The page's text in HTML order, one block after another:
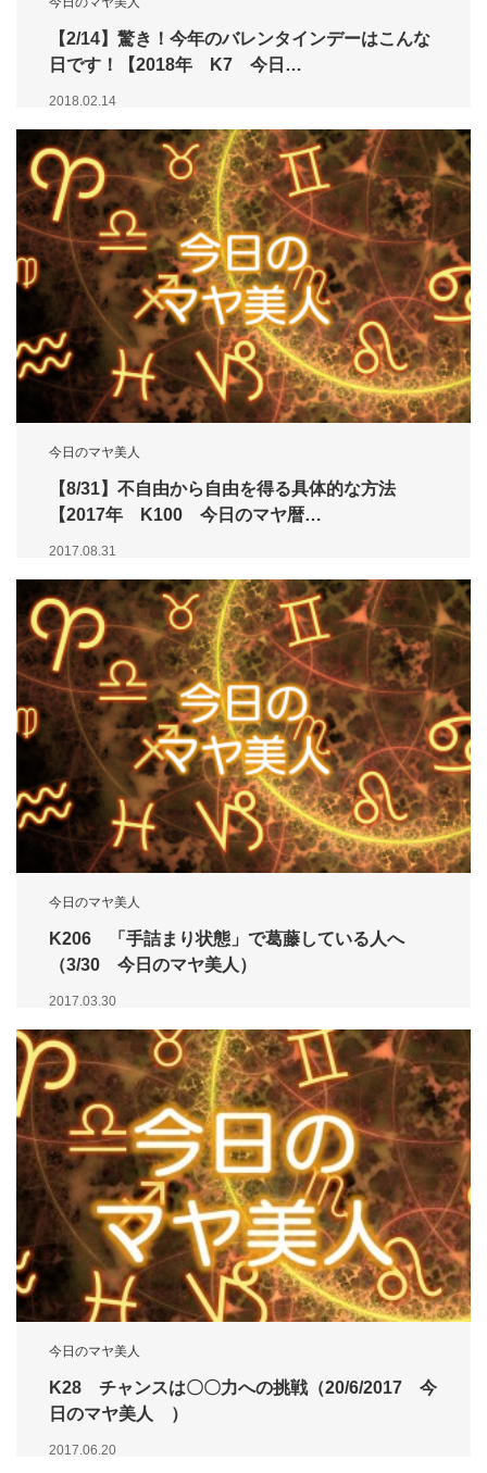
【2/14】驚き！今年のバレンタインデーはこんな
日です！【2018年 K7 今日…
2018.02.14
今日のマヤ美人
【8/31】不自由から自由を得る具体的な方法
【2017年 K100 今日のマヤ暦…
2017.08.31
今日のマヤ美人
K206 「手詰まり状態」で葛藤している人へ
（3/30 今日のマヤ美人）
2017.03.30
今日のマヤ美人
K28 チャンスは〇〇力への挑戦（20/6/2017 今
日のマヤ美人 ）
2017.06.20